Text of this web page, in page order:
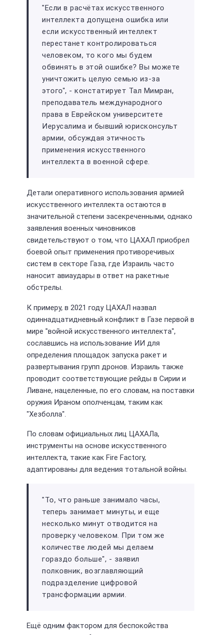
"Если в расчётах искусственного
интеллекта допущена ошибка или
если искусственный интеллект
перестанет контролироваться
человеком, то кого мы будем
обвинять в этой ошибке? Вы можете
уничтожить целую семью из-за
этого", - констатирует Тал Мимран,
преподаватель международного
права в Еврейском университете
Иерусалима и бывший юрисконсульт
армии, обсуждая этичность
применения искусственного
интеллекта в военной сфере.
Детали оперативного использования армией
искусственного интеллекта остаются в
значительной степени засекреченными, однако
заявления военных чиновников
свидетельствуют о том, что ЦАХАЛ приобрел
боевой опыт применения противоречивых
систем в секторе Газа, где Израиль часто
наносит авиаудары в ответ на ракетные
обстрелы.
К примеру, в 2021 году ЦАХАЛ назвал
одиннадцатидневный конфликт в Газе первой в
мире "войной искусственного интеллекта",
сославшись на использование ИИ для
определения площадок запуска ракет и
развертывания групп дронов. Израиль также
проводит соответствующие рейды в Сирии и
Ливане, нацеленные, по его словам, на поставки
оружия Ираном ополченцам, таким как
"Хезболла".
По словам официальных лиц ЦАХАЛа,
инструменты на основе искусственного
интеллекта, такие как Fire Factory,
адаптированы для ведения тотальной войны.
"То, что раньше занимало часы,
теперь занимает минуты, и еще
несколько минут отводится на
проверку человеком. При том же
количестве людей мы делаем
гораздо больше", - заявил
полковник, возглавляющий
подразделение цифровой
трансформации армии.
Ещё одним фактором для беспокойства